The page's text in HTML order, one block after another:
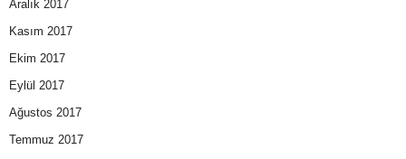
Aralık 2017
Kasım 2017
Ekim 2017
Eylül 2017
Ağustos 2017
Temmuz 2017